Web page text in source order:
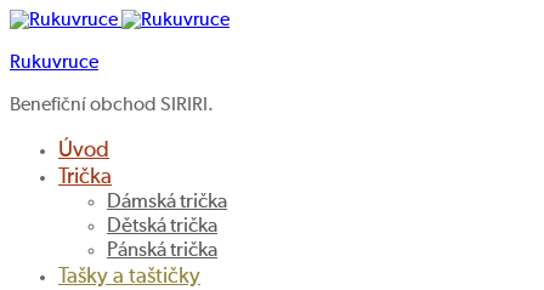
Rukuvruce
Benefiční obchod SIRIRI.
Úvod
Trička
Dámská trička
Dětská trička
Pánská trička
Tašky a taštičky